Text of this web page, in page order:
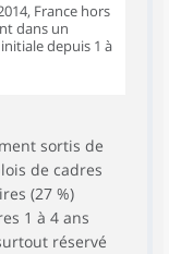
France hors
dans un
depuis 1 à
sortis de
de cadres
(27 %)
1 à 4 ans
réservé